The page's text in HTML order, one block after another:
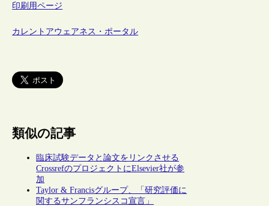
印刷用ページ
カレントアウェアネス・ポータル
類似の記事
臨床試験データと論文をリンクさせる
CrossrefのプロジェクトにElsevier社が参
加
Taylor & Francisグループ、「研究評価に
関するサンフランシスコ宣言」